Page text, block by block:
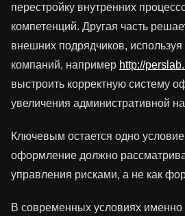
перестройку внутренних
компетенций. Другая часть
внешних подрядчиков,
компаний, например http://
выстроить корректную систему
увеличения административной
Ключевым остается одно
оформление должно
управления рисками, а не как
В современных условиях именно